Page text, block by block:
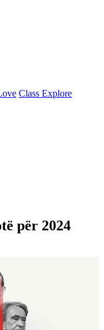
Class Explore
për 2024